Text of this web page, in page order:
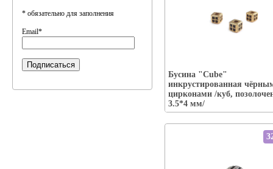
* обязательно для заполнения
Email*
Бусина "Cube"
инкрустированная
цирконами /куб,
3.5*4 мм/
Упаковка:
Наличие:есть
В корзину